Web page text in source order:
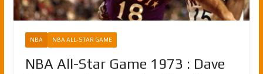
NBA NBA ALL-STAR GAME
NBA All-Star Game 1973 : Dave